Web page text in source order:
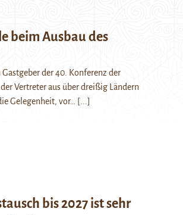
beim Ausbau des
der 40. Konferenz der
Vertreter aus über dreißig Ländern
Gelegenheit, vor…
[...]
bis 2027 ist sehr